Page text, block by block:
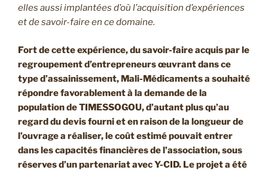
elles aussi implantées d’où l’acquisition d’expériences
et de savoir-faire en ce domaine.
Fort de cette expérience, du savoir-faire acquis par le
regroupement d’entrepreneurs œuvrant dans ce
type d’assainissement, Mali-Médicaments a souhaité
répondre favorablement à la demande de la
population de TIMESSOGOU, d’autant plus qu’au
regard du devis fourni et en raison de la longueur de
l’ouvrage a réaliser, le coût estimé pouvait entrer
dans les capacités financières de l’association, sous
réserves d’un partenariat avec Y-CID. Le projet a été